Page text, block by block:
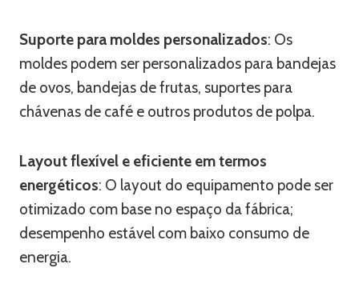
Suporte para moldes personalizados: Os
moldes podem ser personalizados para bandejas
de ovos, bandejas de frutas, suportes para
chávenas de café e outros produtos de polpa.
Layout flexível e eficiente em termos
energéticos: O layout do equipamento pode ser
otimizado com base no espaço da fábrica;
desempenho estável com baixo consumo de
energia.